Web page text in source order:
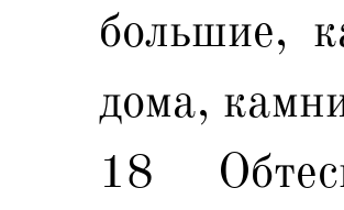
большие,
дома,
18